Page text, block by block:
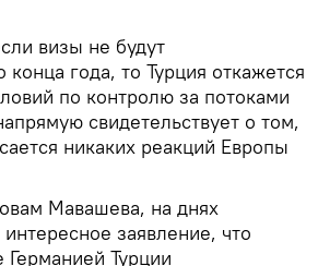
визы не будут
года, то Турция откажется
по контролю за потоками
свидетельствует о том,
никаких реакций Европы
Мавашева, на днях
заявление, что
Турции